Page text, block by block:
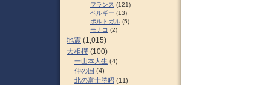
フランス (121)
ベルギー (13)
ポルトガル (5)
モナコ (2)
地震 (1,015)
大相撲 (100)
一山本大生 (4)
仲の国 (4)
北の富士勝昭 (11)